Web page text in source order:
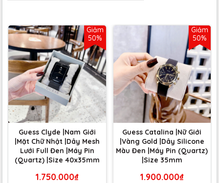
Giảm
50%
Guess Clyde |Nam Giới
|Mặt Chữ Nhật |Dây Mesh
Lưới Full Đen |Máy Pin
(Quartz) |Size 40x35mm
1.750.000₫
Giảm
50%
Guess Catalina |Nữ Giới
|Vàng Gold |Dây Silicone
Màu Đen |Máy Pin (Quartz)
|Size 35mm
1.900.000₫